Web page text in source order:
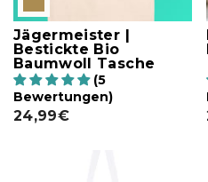
Jägermeister |
Bestickte Bio
Baumwoll Tasche
(5
Bewertungen)
24,99€